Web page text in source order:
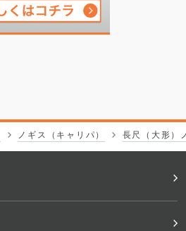
ノギス（キャリパ） 長尺（大形）